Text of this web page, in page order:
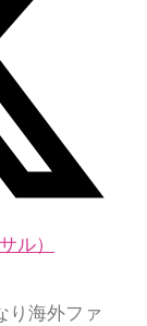
ル）
り海外ファ